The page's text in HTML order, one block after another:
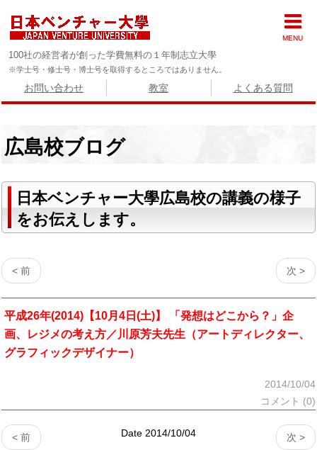
100社の経営者が創った学費無料の１年制志立大學
※学士号・修士号・博士号を取得するところではありません。
お問い合わせ 教室 よくある質問
広島校ブログ
日本ベンチャー大學広島校の講義の様子
をお伝えします。
< 前 次 >
平成26年(2014)【10月4日(土)】 「発想はどこから？」企
画、レジメの考え方／川原芳夫先生（アートディレクター、
グラフィックデザイナー）
2014/10/04
コメント (0)
< 前 次 >
Date 2014/10/04
MENU